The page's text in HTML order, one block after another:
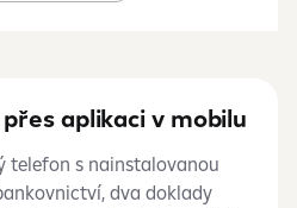
aplikaci v mobilu
telefon s nainstalovanou
dva doklady